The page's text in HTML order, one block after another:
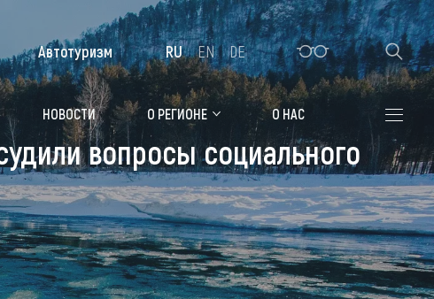
Алтайская зимовка
Где остановиться
Санатории
Гостиницы, отели
Коттеджи, базы
НОВОСТИ О РЕГИОНЕ О НАС
Автотуризм RU EN DE
вопросы социального